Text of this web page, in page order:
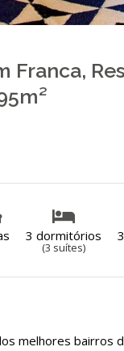
Franca,
3 dormitórios
(3 suítes)
melhores bairros